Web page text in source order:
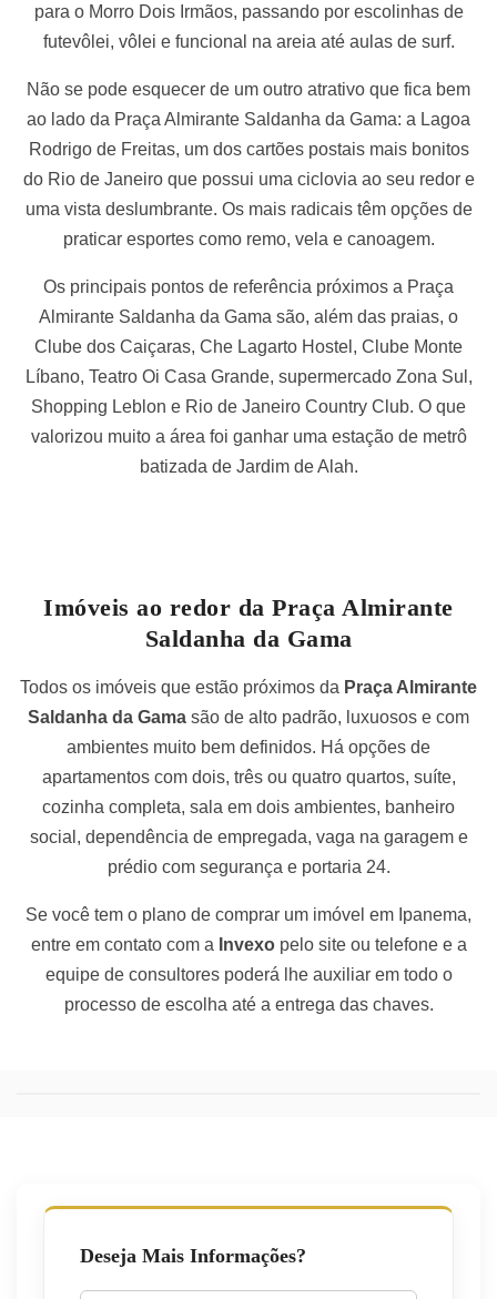
para o Morro Dois Irmãos, passando por escolinhas de
futevôlei, vôlei e funcional na areia até aulas de surf.
Não se pode esquecer de um outro atrativo que fica bem
ao lado da Praça Almirante Saldanha da Gama: a Lagoa
Rodrigo de Freitas, um dos cartões postais mais bonitos
do Rio de Janeiro que possui uma ciclovia ao seu redor e
uma vista deslumbrante. Os mais radicais têm opções de
praticar esportes como remo, vela e canoagem.
Os principais pontos de referência próximos a Praça
Almirante Saldanha da Gama são, além das praias, o
Clube dos Caiçaras, Che Lagarto Hostel, Clube Monte
Líbano, Teatro Oi Casa Grande, supermercado Zona Sul,
Shopping Leblon e Rio de Janeiro Country Club. O que
valorizou muito a área foi ganhar uma estação de metrô
batizada de Jardim de Alah.
Imóveis ao redor da Praça Almirante
Saldanha da Gama
Todos os imóveis que estão próximos da Praça Almirante
Saldanha da Gama são de alto padrão, luxuosos e com
ambientes muito bem definidos. Há opções de
apartamentos com dois, três ou quatro quartos, suíte,
cozinha completa, sala em dois ambientes, banheiro
social, dependência de empregada, vaga na garagem e
prédio com segurança e portaria 24.
Se você tem o plano de comprar um imóvel em Ipanema,
entre em contato com a Invexopelo site ou telefone e a
equipe de consultores poderá lhe auxiliar em todo o
processo de escolha até a entrega das chaves.
Deseja Mais Informações?